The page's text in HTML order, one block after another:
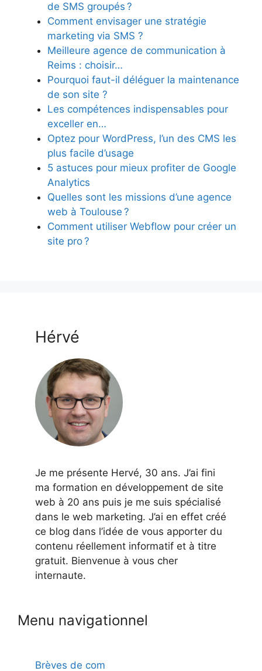
de SMS groupés ?
Comment envisager une stratégie
marketing via SMS ?
Meilleure agence de communication à
Reims : choisir…
Pourquoi faut-il déléguer la maintenance
de son site ?
Les compétences indispensables pour
exceller en…
Optez pour WordPress, l’un des CMS les
plus facile d’usage
5 astuces pour mieux profiter de Google
Analytics
Quelles sont les missions d’une agence
web à Toulouse ?
Comment utiliser Webflow pour créer un
site pro ?
Hérvé
Je me présente Hervé, 30 ans. J’ai fini
ma formation en développement de site
web à 20 ans puis je me suis spécialisé
dans le web marketing. J’ai en effet créé
ce blog dans l’idée de vous apporter du
contenu réellement informatif et à titre
gratuit. Bienvenue à vous cher
internaute.
Menu navigationnel
Brèves de com